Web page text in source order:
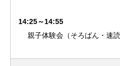
14:25～14:55
親子体験会（そろばん・速